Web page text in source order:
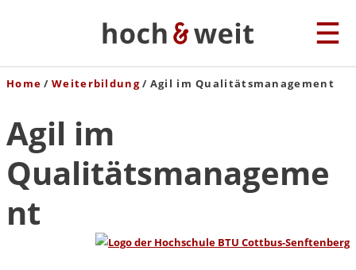
Home Weiterbildung Agil im Qualitätsmanagement
Agil im
Qualitätsmanageme
nt